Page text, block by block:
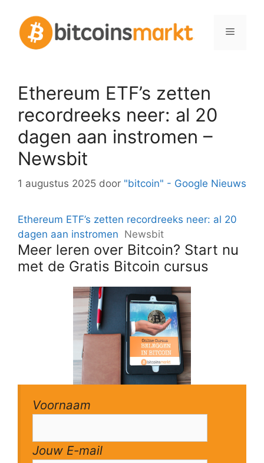
inhoud
Menu
Ethereum ETF’s zetten
recordreeks neer: al 20
dagen aan instromen –
Newsbit
1 augustus 2025 door "bitcoin" - Google Nieuws
Ethereum ETF’s zetten recordreeks neer: al 20
dagen aan instromen Newsbit
Meer leren over Bitcoin? Start nu
met de Gratis Bitcoin cursus
Voornaam
Jouw E-mail